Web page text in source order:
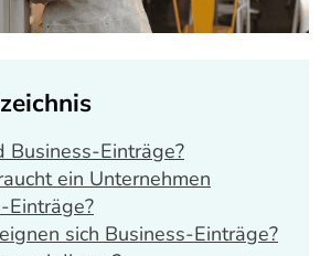
Business-Einträge?
ein Unternehmen
Einträge?
sich Business-Einträge?